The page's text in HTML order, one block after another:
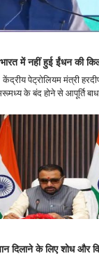
में नहीं हुई ईंधन की
के बंद होने से आपूर्ति
दिलाने के लिए शोध और